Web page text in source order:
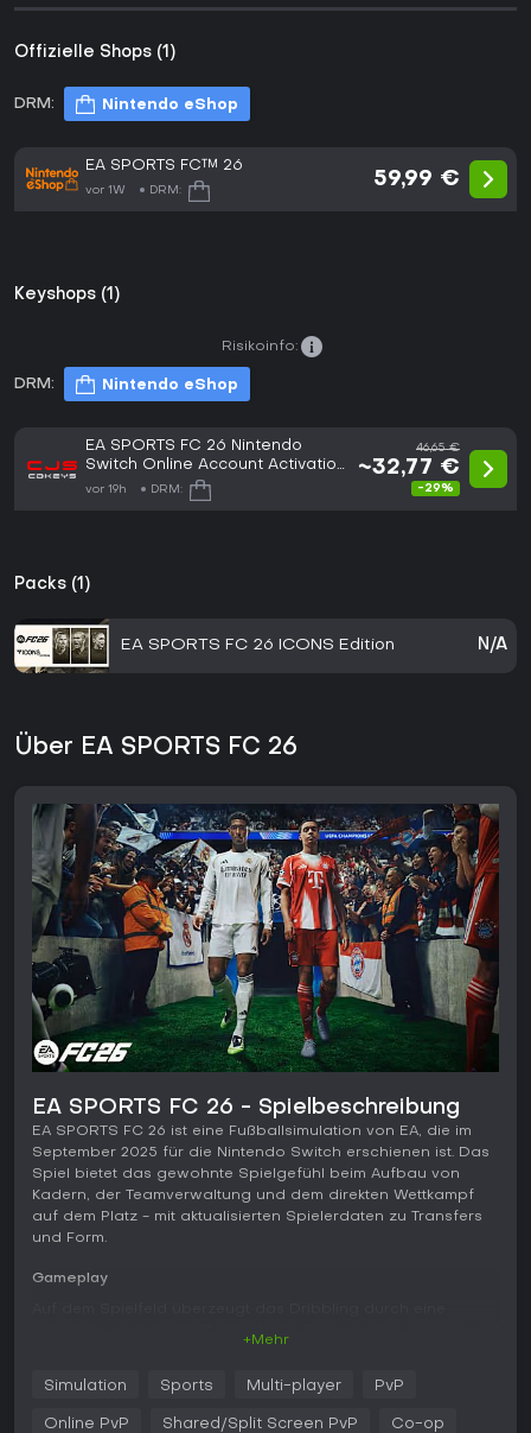
Offizielle Shops (1)
DRM: Nintendo eShop
EA SPORTS FC™ 26
vor 1W DRM:
59,99 €
Keyshops (1)
DRM: Nintendo eShop
Risikoinfo:
EA SPORTS FC 26 Nintendo
Switch Online Account Activation
(GLOBAL)
vor 19h DRM:
46,65 €
~32,77 €
-29%
Packs (1)
EA SPORTS FC 26 ICONS Edition N/A
Über EA SPORTS FC 26
EA SPORTS FC 26 - Spielbeschreibung
EA SPORTS FC 26 ist eine Fußballsimulation von EA, die im
September 2025 für die Nintendo Switch erschienen ist. Das
Spiel bietet das gewohnte Spielgefühl beim Aufbau von
Kadern, der Teamverwaltung und dem direkten Wettkampf
auf dem Platz - mit aktualisierten Spielerdaten zu Transfers
und Form.
Gameplay
Stellungsspiel und Entscheidungsvermögen, sodass
unberechenbare Paraden seltener vorkommen.
+Mehr
Simulation Sports Multi-player PvP
Online PvP Shared/Split Screen PvP Co-op